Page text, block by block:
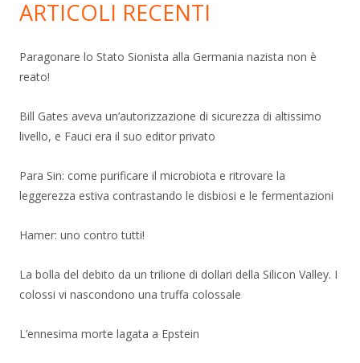
ARTICOLI RECENTI
Paragonare lo Stato Sionista alla Germania nazista non è
reato!
Bill Gates aveva un’autorizzazione di sicurezza di altissimo
livello, e Fauci era il suo editor privato
Para Sin: come purificare il microbiota e ritrovare la
leggerezza estiva contrastando le disbiosi e le fermentazioni
Hamer: uno contro tutti!
La bolla del debito da un trilione di dollari della Silicon Valley. I
colossi vi nascondono una truffa colossale
L’ennesima morte lagata a Epstein